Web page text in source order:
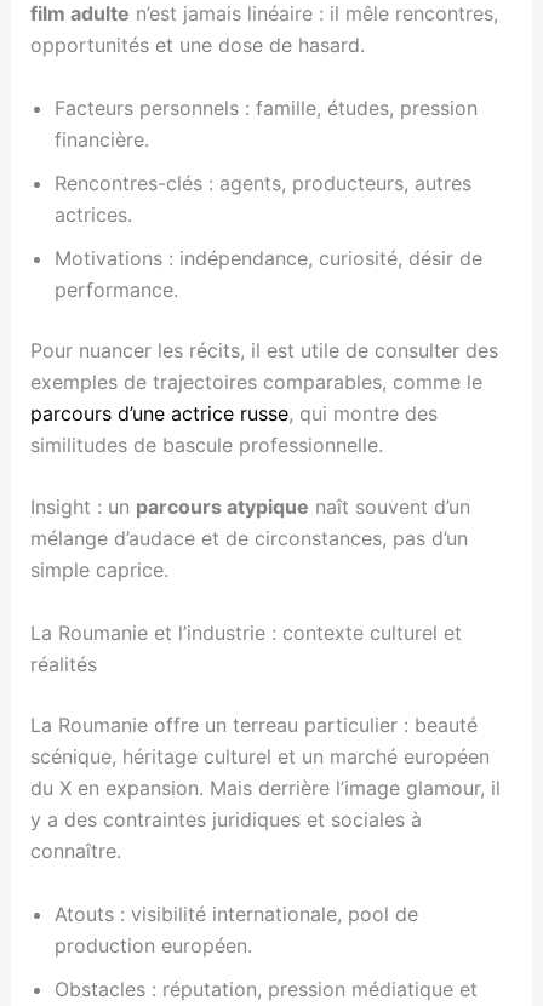
film adulte n’est jamais linéaire : il mêle rencontres,
opportunités et une dose de hasard.
Facteurs personnels : famille, études, pression
financière.
Rencontres-clés : agents, producteurs, autres
actrices.
Motivations : indépendance, curiosité, désir de
performance.
Pour nuancer les récits, il est utile de consulter des
exemples de trajectoires comparables, comme le
parcours d’une actrice russe, qui montre des
similitudes de bascule professionnelle.
Insight : un parcours atypique naît souvent d’un
mélange d’audace et de circonstances, pas d’un
simple caprice.
La Roumanie et l’industrie : contexte culturel et
réalités
La Roumanie offre un terreau particulier : beauté
scénique, héritage culturel et un marché européen
du X en expansion. Mais derrière l’image glamour, il
y a des contraintes juridiques et sociales à
connaître.
Atouts : visibilité internationale, pool de
production européen.
Obstacles : réputation, pression médiatique et